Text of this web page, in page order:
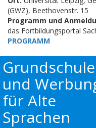
(GWZ), Beethovenstr. 15
Programm und
das Fortbildungsportal
PROGRAMM
Grundschule
und
für Alte
Sprachen